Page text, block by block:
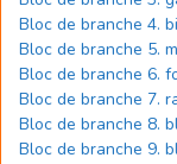
Bloc de branche 4.
Bloc de branche 5.
Bloc de branche 6.
Bloc de branche 7.
Bloc de branche 8.
Bloc de branche 9.